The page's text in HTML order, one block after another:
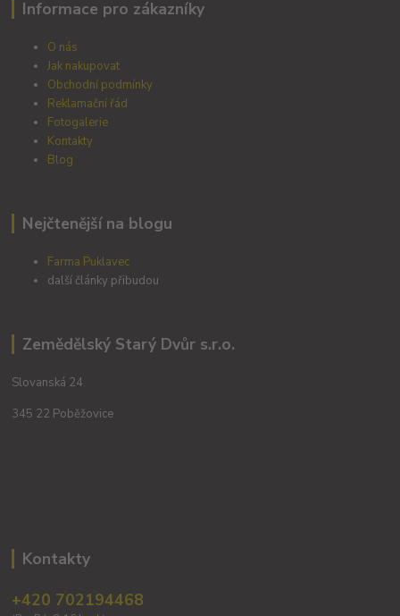
Informace pro zákazníky
O nás
Jak nakupovat
Obchodní podmínky
Reklamační řád
Fotogalerie
Kontakty
Blog
Nejčtenější na blogu
Farma Puklavec
další články přibudou
Zemědělský Starý Dvůr s.r.o.
Slovanská 24
345 22 Poběžovice
Kontakty
+420 702194468